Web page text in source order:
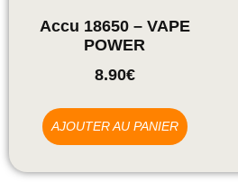
Accu 18650 – VAPE
POWER
8.90€
AJOUTER AU PANIER